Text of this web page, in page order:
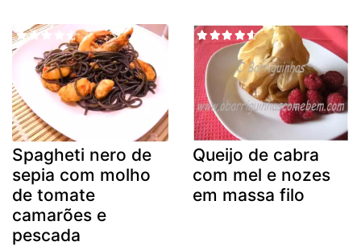
Spagheti nero de
sepia com molho
de tomate
camarões e
pescada
Queijo de cabra
com mel e nozes
em massa filo